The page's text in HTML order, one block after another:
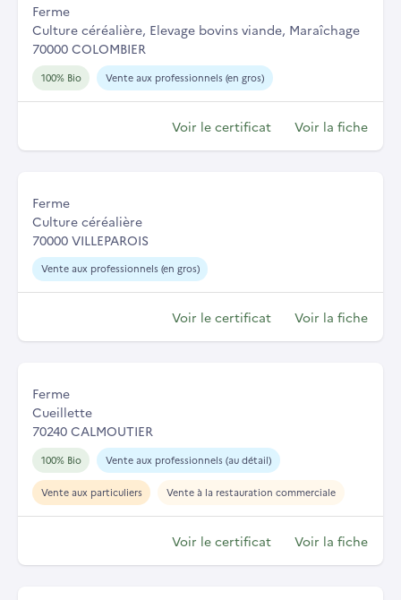
Ferme
Culture céréalière, Elevage bovins viande, Maraîchage
70000 COLOMBIER
100% Bio Vente aux professionnels (en gros)
Voir le certificat Voir la fiche
Ferme
Culture céréalière
70000 VILLEPAROIS
Vente aux professionnels (en gros)
Voir le certificat Voir la fiche
Ferme
Cueillette
70240 CALMOUTIER
100% Bio Vente aux professionnels (au détail)
Vente aux particuliers Vente à la restauration commerciale
Voir le certificat Voir la fiche